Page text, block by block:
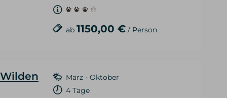
ab 1150,00 € / Person
März - Oktober
4 Tage